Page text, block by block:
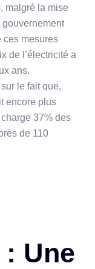
malgré la mise
ces mesures
de l’électricité a
ans.
le fait que,
encore plus
37% des
de 110
Une